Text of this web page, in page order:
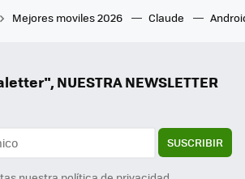
Mejores moviles 2026 Claude
NUESTRA NEWSLETTER
SUSCRIBIR